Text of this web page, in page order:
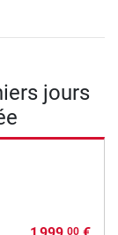
jours
00